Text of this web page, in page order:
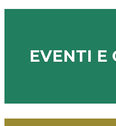
EVENTI E